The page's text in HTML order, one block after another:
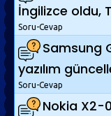
İngilizce oldu,
Soru-Cevap
Samsung
yazılım
Soru-Cevap
Nokia X2-